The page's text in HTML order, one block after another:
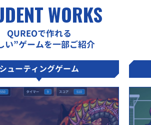
WORKS
QUREOで作れる
い”ゲームを一部ご紹介
シューティングゲーム